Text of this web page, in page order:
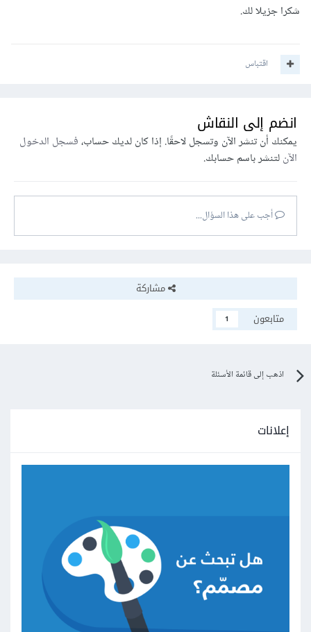
شكرا جزيلا لك.
اقتباس
انضم إلى النقاش
يمكنك أن تنشر الآن وتسجل لاحقًا. إذا كان لديك حساب،فسجل الدخول
الآنلتنشر باسم حسابك.
أجب على هذا السؤال...
مشاركة
متابعون
1
اذهب إلى قائمة الأسئلة
إعلانات